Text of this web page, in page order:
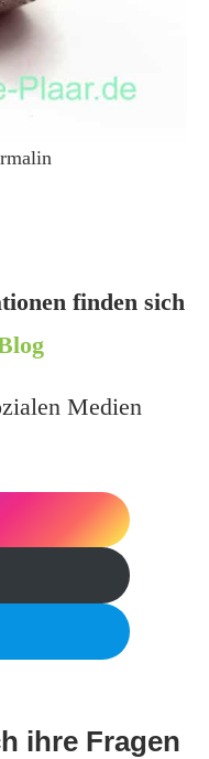
finden sich
Medien
ihre Fragen